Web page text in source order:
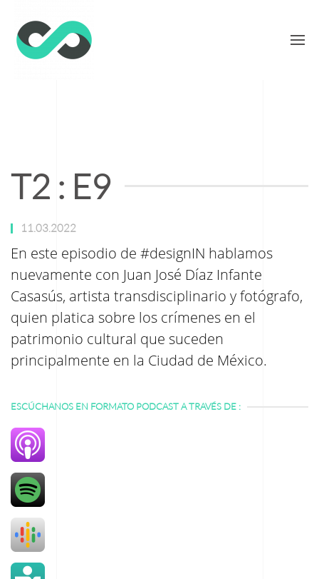
T2 : E9
11.03.2022
En este episodio de #designIN hablamos
nuevamente con Juan José Díaz Infante
Casasús, artista transdisciplinario yfotógrafo,
quien platica sobre los crímenes en el
patrimonio cultural que suceden
principalmente en la Ciudad de México.
ESCÚCHANOS EN FORMATO PODCAST A TRAVÉS DE :